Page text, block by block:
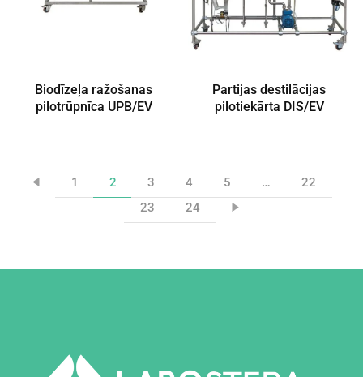
Biodīzeļa ražošanas
pilotrūpnīca UPB/EV
Partijas destilācijas
pilotiekārta DIS/EV
1 2 3 4 5 …
22
23
24